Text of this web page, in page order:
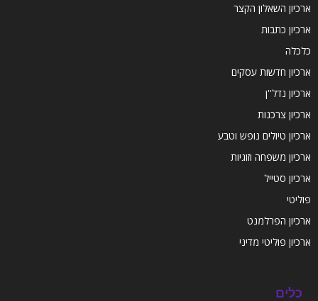
ארכיון השאלון הקצר
ארכיון כתבות
כלכלה
ארכיון חדשות עסקים
ארכיון נדל''ן
ארכיון צרכנות
ארכיון טיולים נופש וטבע
ארכיון משפחה וזוגיות
ארכיון סטייל
פוליטי
ארכיון הפרלמנט
ארכיון פוליטי מדיני
כלים